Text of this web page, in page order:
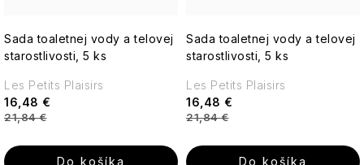
Sada toaletnej vody a telovej
starostlivosti, 5 ks
16,48 €
21,84 €
Do košíka
Les Petits Plaisirs
Sada toaletnej vody a telovej
starostlivosti, 5 ks
16,48 €
21,84 €
Do košíka
Les Petits Plaisirs